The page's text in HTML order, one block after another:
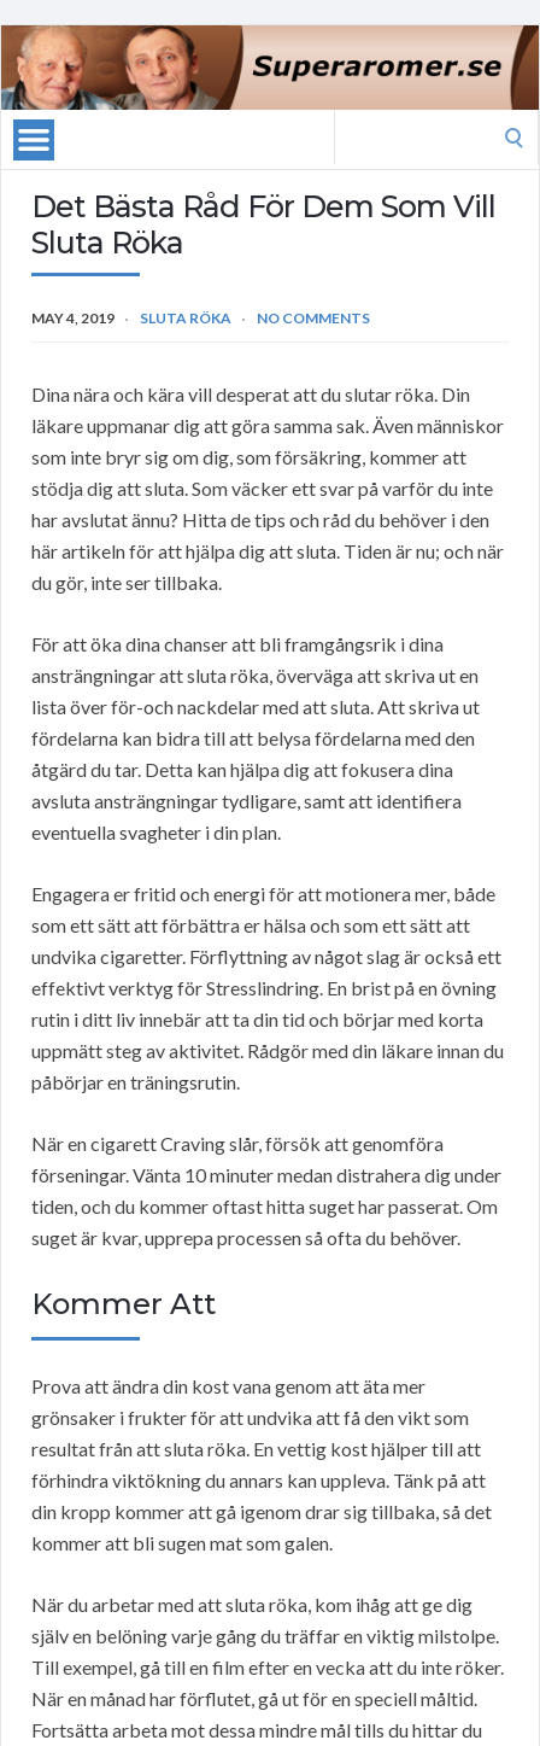
Det Bästa Råd För Dem Som Vill
Sluta Röka
MAY 4, 2019 SLUTA RÖKA NO COMMENTS
Dina nära och kära vill desperat att du slutar röka. Din
läkare uppmanar dig att göra samma sak. Även människor
som inte bryr sig om dig, som försäkring, kommer att
stödja dig att sluta. Som väcker ett svar på varför du inte
har avslutat ännu? Hitta de tips och råd du behöver i den
här artikeln för att hjälpa dig att sluta. Tiden är nu; och när
du gör, inte ser tillbaka.
För att öka dina chanser att bli framgångsrik i dina
ansträngningar att sluta röka, överväga att skriva ut en
lista över för-och nackdelar med att sluta. Att skriva ut
fördelarna kan bidra till att belysa fördelarna med den
åtgärd du tar. Detta kan hjälpa dig att fokusera dina
avsluta ansträngningar tydligare, samt att identifiera
eventuella svagheter i din plan.
Engagera er fritid och energi för att motionera mer, både
som ett sätt att förbättra er hälsa och som ett sätt att
undvika cigaretter. Förflyttning av något slag är också ett
effektivt verktyg för Stresslindring. En brist på en övning
rutin i ditt liv innebär att ta din tid och börjar med korta
uppmätt steg av aktivitet. Rådgör med din läkare innan du
påbörjar en träningsrutin.
När en cigarett Craving slår, försök att genomföra
förseningar. Vänta 10 minuter medan distrahera dig under
tiden, och du kommer oftast hitta suget har passerat. Om
suget är kvar, upprepa processen så ofta du behöver.
Kommer Att
Prova att ändra din kost vana genom att äta mer
grönsaker i frukter för att undvika att få den vikt som
resultat från att sluta röka. En vettig kost hjälper till att
förhindra viktökning du annars kan uppleva. Tänk på att
din kropp kommer att gå igenom drar sig tillbaka, så det
kommer att bli sugen mat som galen.
När du arbetar med att sluta röka, kom ihåg att ge dig
själv en belöning varje gång du träffar en viktig milstolpe.
Till exempel, gå till en film efter en vecka att du inte röker.
När en månad har förflutet, gå ut för en speciell måltid.
Fortsätta arbeta mot dessa mindre mål tills du hittar du